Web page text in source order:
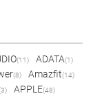
(11) ADATA(1)
(8) Amazfit(14)
APPLE(48)